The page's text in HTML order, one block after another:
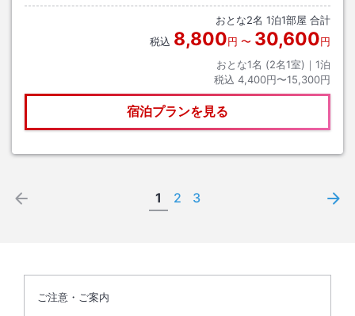
駅から：谷山行き市電で８つ目の「甲東中前電停」で下車★空港リムジン
バスの場合：天文館バス停で下車後、谷山行き市電で２つ目の駅で下車
おとな2名 1泊1部屋 合計
税込 8,800円 〜 30,600円
おとな1名 (2名1室)｜ 1泊
税込 4,400円〜15,300円
宿泊プランを見る
1 2 3
ご注意・ご案内